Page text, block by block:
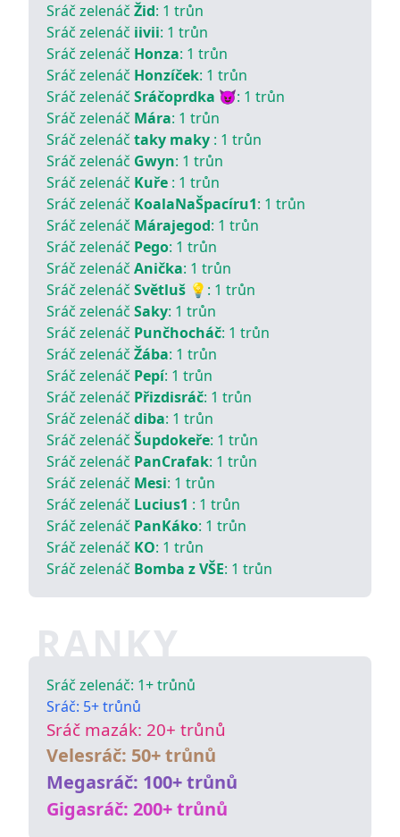
Sráč zelenáč Žid: 1 trůn
Sráč zelenáč iivii: 1 trůn
Sráč zelenáč Honza: 1 trůn
Sráč zelenáč Honzíček: 1 trůn
Sráč zelenáč Sráčoprdka 😈: 1 trůn
Sráč zelenáč Mára: 1 trůn
Sráč zelenáč taky maky : 1 trůn
Sráč zelenáč Gwyn: 1 trůn
Sráč zelenáč Kuře : 1 trůn
Sráč zelenáč KoalaNaŠpacíru1: 1 trůn
Sráč zelenáč Márajegod: 1 trůn
Sráč zelenáč Pego: 1 trůn
Sráč zelenáč Anička: 1 trůn
Sráč zelenáč Světluš 💡 : 1 trůn
Sráč zelenáč Saky: 1 trůn
Sráč zelenáč Punčhocháč: 1 trůn
Sráč zelenáč Žába: 1 trůn
Sráč zelenáč Pepí: 1 trůn
Sráč zelenáč Přizdisráč: 1 trůn
Sráč zelenáč diba: 1 trůn
Sráč zelenáč Šupdokeře: 1 trůn
Sráč zelenáč PanCrafak: 1 trůn
Sráč zelenáč Mesi: 1 trůn
Sráč zelenáč Lucius1 : 1 trůn
Sráč zelenáč PanKáko: 1 trůn
Sráč zelenáč KO: 1 trůn
Sráč zelenáč Bomba z VŠE: 1 trůn
RANKY
Sráč zelenáč: 1+ trůnů
Sráč: 5+ trůnů
Sráč mazák: 20+ trůnů
Velesráč: 50+ trůnů
Megasráč: 100+ trůnů
Gigasráč: 200+ trůnů